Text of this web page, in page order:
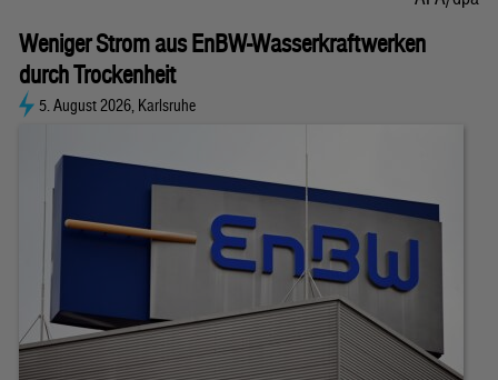
Weniger Strom aus EnBW-Wasserkraftwerken
durch Trockenheit
5. August 2026, Karlsruhe